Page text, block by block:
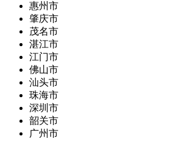
惠州市
肇庆市
茂名市
湛江市
江门市
佛山市
汕头市
珠海市
深圳市
韶关市
广州市